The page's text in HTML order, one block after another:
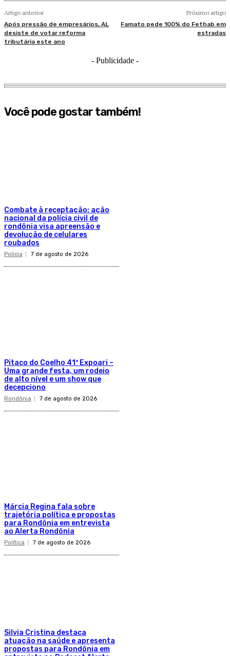
Artigo anterior
Após pressão de empresários, AL
desiste de votar reforma
tributária este ano
Próximo artigo
Famato pede 100% do Fethab em
estradas
- Publicidade -
Você pode gostar também!
Combate à receptação: ação
nacional da polícia civil de
rondônia visa apreensão e
devolução de celulares
roubados
Policia 7 de agosto de 2026
Pitaco do Coelho 41ª Expoari –
Uma grande festa, um rodeio
de alto nível e um show que
decepciono
Rondônia 7 de agosto de 2026
Márcia Regina fala sobre
trajetória política e propostas
para Rondônia em entrevista
ao Alerta Rondônia
Política 7 de agosto de 2026
Silvia Cristina destaca
atuação na saúde e apresenta
propostas para Rondônia em